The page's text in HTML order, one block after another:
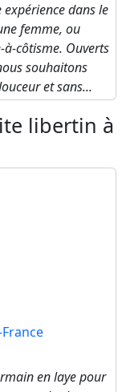
dans le
femme, ou
à-côtisme. Ouverts
souhaitons
et sans...
libertin à
en laye pour